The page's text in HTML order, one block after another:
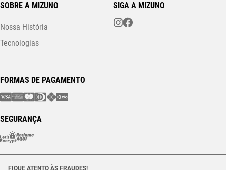
SOBRE A MIZUNO
Nossa História
Tecnologias
SIGA A MIZUNO
FORMAS DE PAGAMENTO
SEGURANÇA
FIQUE ATENTO ÀS FRAUDES!